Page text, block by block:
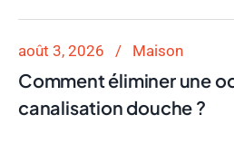
août 3, 2026 Maison
Comment éliminer une
canalisation douche ?
Maison